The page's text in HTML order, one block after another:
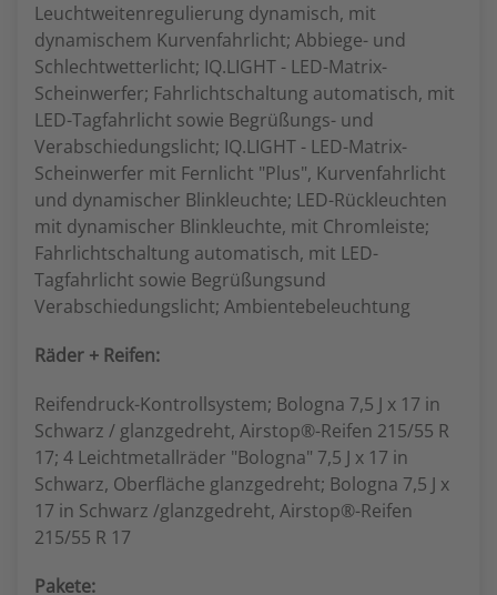
Leuchtweitenregulierung dynamisch, mit
dynamischem Kurvenfahrlicht; Abbiege- und
Schlechtwetterlicht; IQ.LIGHT - LED-Matrix-
Scheinwerfer; Fahrlichtschaltung automatisch, mit
LED-Tagfahrlicht sowie Begrüßungs- und
Verabschiedungslicht; IQ.LIGHT - LED-Matrix-
Scheinwerfer mit Fernlicht "Plus", Kurvenfahrlicht
und dynamischer Blinkleuchte; LED-Rückleuchten
mit dynamischer Blinkleuchte, mit Chromleiste;
Fahrlichtschaltung automatisch, mit LED-
Tagfahrlicht sowie Begrüßungsund
Verabschiedungslicht; Ambientebeleuchtung
Räder + Reifen:
Reifendruck-Kontrollsystem; Bologna 7,5 J x 17 in
Schwarz / glanzgedreht, Airstop®-Reifen 215/55 R
17; 4 Leichtmetallräder "Bologna" 7,5 J x 17 in
Schwarz, Oberfläche glanzgedreht; Bologna 7,5 J x
17 in Schwarz /glanzgedreht, Airstop®-Reifen
215/55 R 17
Pakete: